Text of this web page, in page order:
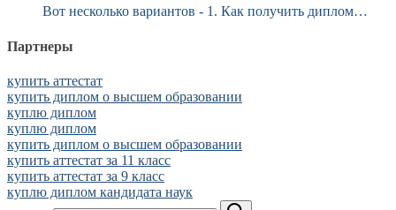
Вот несколько вариантов - 1. Как получить диплом…
Партнеры
купить аттестат
купить диплом о высшем образовании
куплю диплом
куплю диплом
купить диплом о высшем образовании
купить аттестат за 11 класс
купить аттестат за 9 класс
куплю диплом кандидата наук